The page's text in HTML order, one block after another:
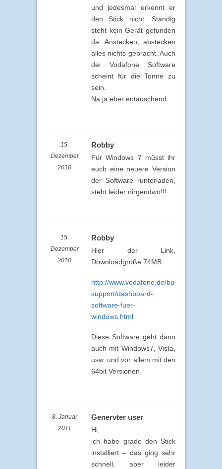
und jedesmal erkennt er
den Stick nicht. Ständig
steht kein Gerät gefunden
da. Anstecken, abstecken
alles nichts gebracht. Auch
dei Vodafone Software
scheint für die Tonne zu
sein.
Na ja eher entäuschend.
15.
Dezember
2010
Robby
Für Windows 7 müsst ihr
euch eine neuere Version
der Software runterladen,
steht leider nirgendwo!!!
15.
Dezember
2010
Robby
Hier der Link,
Downloadgröße 74MB
http://www.vodafone.de/business/hilfe-
support/dashboard-
software-fuer-
windows.html
Diese Software geht dann
auch mit Windows7, Vista,
usw. und vor allem mit den
64bit Versionen
8. Januar
2011
Genervter user
Hi,
ich habe grade den Stick
installiert – das ging sehr
schnell, aber leider